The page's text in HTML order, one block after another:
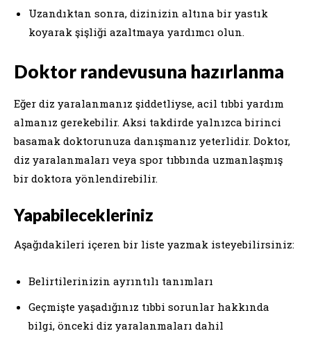
Uzandıktan sonra, dizinizin altına bir yastık
koyarak şişliği azaltmaya yardımcı olun.
Doktor randevusuna hazırlanma
Eğer diz yaralanmanız şiddetliyse, acil tıbbi yardım
almanız gerekebilir. Aksi takdirde yalnızca birinci
basamak doktorunuza danışmanız yeterlidir. Doktor,
diz yaralanmaları veya spor tıbbında uzmanlaşmış
bir doktora yönlendirebilir.
Yapabilecekleriniz
Aşağıdakileri içeren bir liste yazmak isteyebilirsiniz:
Belirtilerinizin ayrıntılı tanımları
Geçmişte yaşadığınız tıbbi sorunlar hakkında
bilgi, önceki diz yaralanmaları dahil